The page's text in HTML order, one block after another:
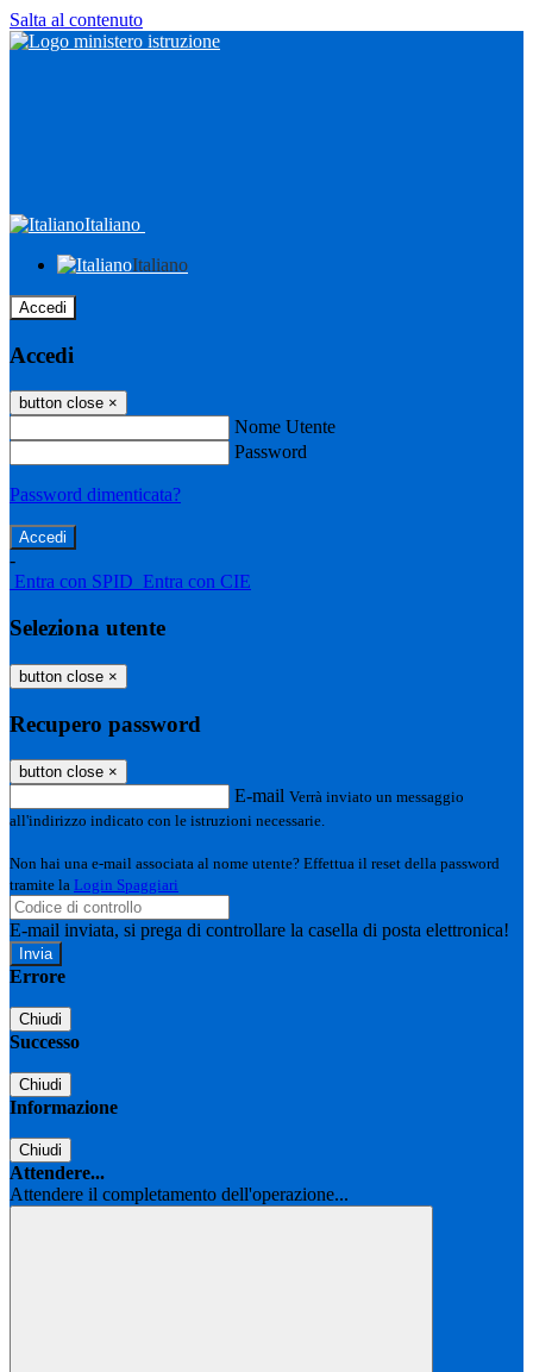
Salta al contenuto
Italiano
Italiano
Accedi
Accedi
button close ×
Nome Utente
Password
Password dimenticata?
-
Entra con SPID Entra con CIE
Seleziona utente
button close ×
Recupero password
button close ×
E-mail Verrà inviato un messaggio
all'indirizzo indicato con le istruzioni necessarie.
Non hai una e-mail associata al nome utente? Effettua il reset della password
tramite la Login Spaggiari
E-mail inviata, si prega di controllare la casella di posta elettronica!
Errore
Chiudi
Successo
Chiudi
Informazione
Chiudi
Attendere...
Attendere il completamento dell'operazione...